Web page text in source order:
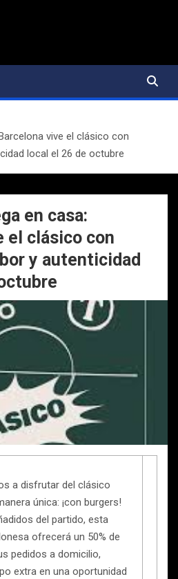
vive el clásico con
local el 26 de octubre
en casa:
el clásico con
y autenticidad
a disfrutar del clásico
única: ¡con burgers!
del partido, esta
ofrecerá un 50% de
pedidos a domicilio,
extra en una oportunidad